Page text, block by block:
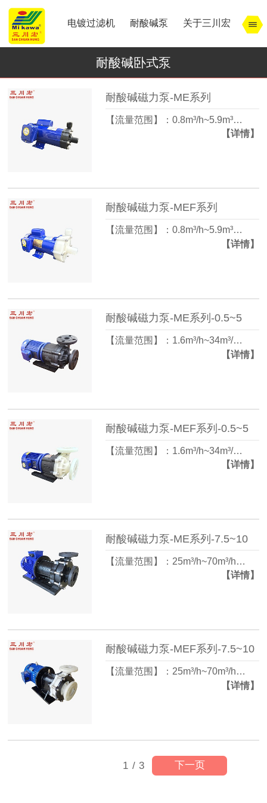
电镀过滤机 耐酸碱泵 关于三川宏
耐酸碱卧式泵
耐酸碱磁力泵-ME系列
【流量范围】：0.8m³/h~5.9m³…
【详情】
耐酸碱磁力泵-MEF系列
【流量范围】：0.8m³/h~5.9m³…
【详情】
耐酸碱磁力泵-ME系列-0.5~5
【流量范围】：1.6m³/h~34m³/…
【详情】
耐酸碱磁力泵-MEF系列-0.5~5
【流量范围】：1.6m³/h~34m³/…
【详情】
耐酸碱磁力泵-ME系列-7.5~10
【流量范围】：25m³/h~70m³/h…
【详情】
耐酸碱磁力泵-MEF系列-7.5~10
【流量范围】：25m³/h~70m³/h…
【详情】
1 / 3 下一页